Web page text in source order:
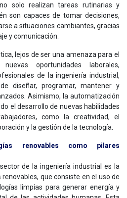
solo realizan tareas rutinarias y
son capaces de tomar decisiones,
a situaciones cambiantes, gracias
y comunicación.
lejos de ser una amenaza para el
oportunidades laborales,
de la ingeniería industrial,
diseñar, programar, mantener y
Asimismo, la automatización
el desarrollo de nuevas habilidades
como la creatividad, el
y la gestión de la tecnología.
renovables como pilares
de la ingeniería industrial es la
que consiste en el uso de
limpias para generar energía y